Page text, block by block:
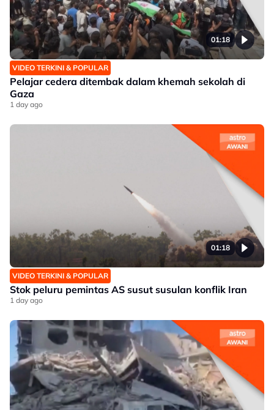
01:18
VIDEO TERKINI & POPULAR
Pelajar cedera ditembak dalam khemah sekolah di
Gaza
1 day ago
01:18
VIDEO TERKINI & POPULAR
Stok peluru pemintas AS susut susulan konflik Iran
1 day ago